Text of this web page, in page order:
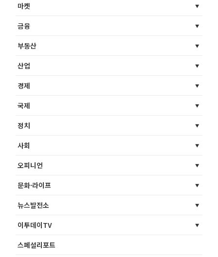
마켓
금융
부동산
산업
경제
국제
정치
사회
오피니언
문화·라이프
뉴스발전소
이투데이TV
스페셜리포트